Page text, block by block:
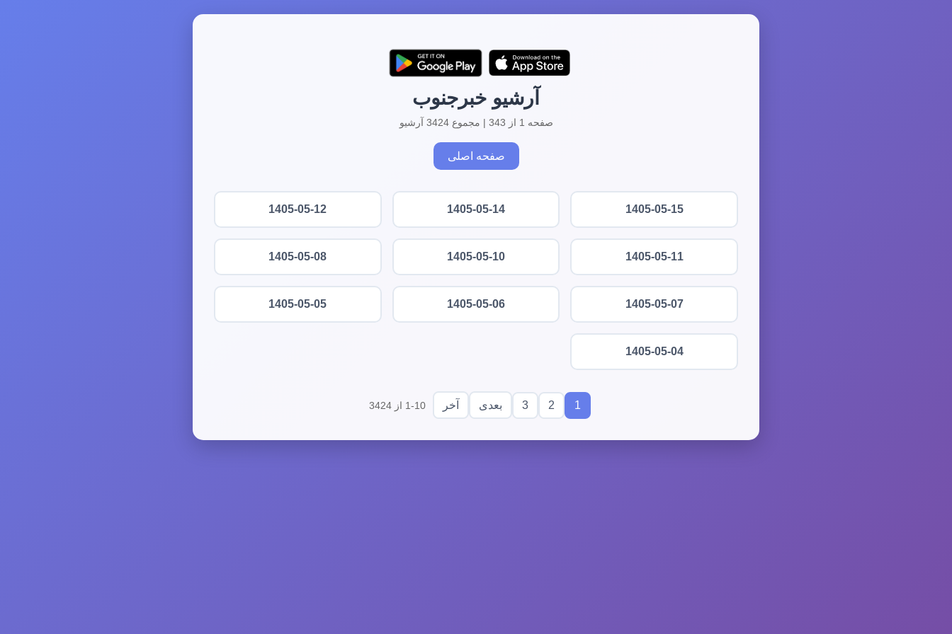
آرشیو خبرجنوب
صفحه 1 از 343 | مجموع 3424 آرشیو
صفحه اصلی
1405-05-15
1405-05-14
1405-05-12
1405-05-11
1405-05-10
1405-05-08
1405-05-07
1405-05-06
1405-05-05
1405-05-04
1
2
3 بعدی آخر 1-10 از 3424